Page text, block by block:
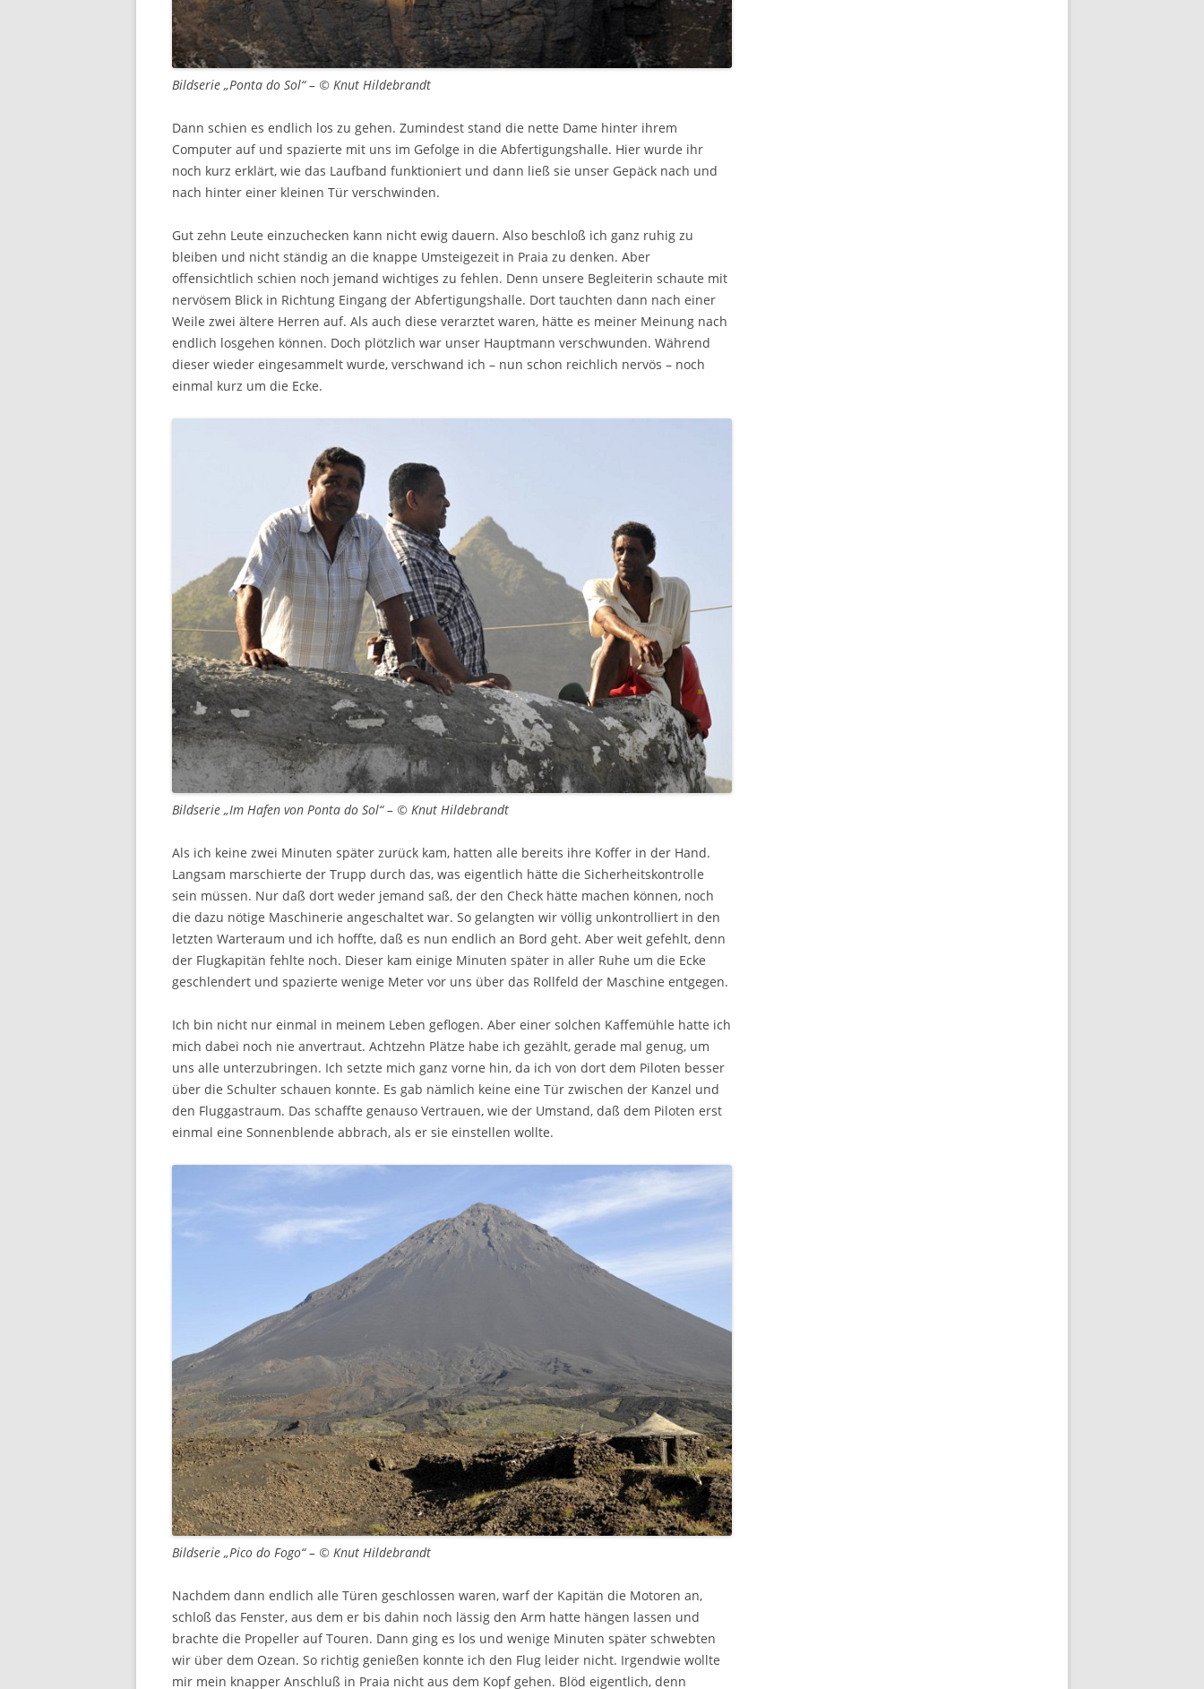
Bildserie „Ponta do Sol“ – © Knut Hildebrandt
Dann schien es endlich los zu gehen. Zumindest stand die nette Dame hinter ihrem
Computer auf und spazierte mit uns im Gefolge in die Abfertigungshalle. Hier wurde ihr
noch kurz erklärt, wie das Laufband funktioniert und dann ließ sie unser Gepäck nach und
nach hinter einer kleinen Tür verschwinden.
Gut zehn Leute einzuchecken kann nicht ewig dauern. Also beschloß ich ganz ruhig zu
bleiben und nicht ständig an die knappe Umsteigezeit in Praia zu denken. Aber
offensichtlich schien noch jemand wichtiges zu fehlen. Denn unsere Begleiterin schaute mit
nervösem Blick in Richtung Eingang der Abfertigungshalle. Dort tauchten dann nach einer
Weile zwei ältere Herren auf. Als auch diese verarztet waren, hätte es meiner Meinung nach
endlich losgehen können. Doch plötzlich war unser Hauptmann verschwunden. Während
dieser wieder eingesammelt wurde, verschwand ich – nun schon reichlich nervös – noch
einmal kurz um die Ecke.
Bildserie „Im Hafen von Ponta do Sol“ – © Knut Hildebrandt
Als ich keine zwei Minuten später zurück kam, hatten alle bereits ihre Koffer in der Hand.
Langsam marschierte der Trupp durch das, was eigentlich hätte die Sicherheitskontrolle
sein müssen. Nur daß dort weder jemand saß, der den Check hätte machen können, noch
die dazu nötige Maschinerie angeschaltet war. So gelangten wir völlig unkontrolliert in den
letzten Warteraum und ich hoffte, daß es nun endlich an Bord geht. Aber weit gefehlt, denn
der Flugkapitän fehlte noch. Dieser kam einige Minuten später in aller Ruhe um die Ecke
geschlendert und spazierte wenige Meter vor uns über das Rollfeld der Maschine entgegen.
Ich bin nicht nur einmal in meinem Leben geflogen. Aber einer solchen Kaffemühle hatte ich
mich dabei noch nie anvertraut. Achtzehn Plätze habe ich gezählt, gerade mal genug, um
uns alle unterzubringen. Ich setzte mich ganz vorne hin, da ich von dort dem Piloten besser
über die Schulter schauen konnte. Es gab nämlich keine eine Tür zwischen der Kanzel und
den Fluggastraum. Das schaffte genauso Vertrauen, wie der Umstand, daß dem Piloten erst
einmal eine Sonnenblende abbrach, als er sie einstellen wollte.
Bildserie „Pico do Fogo“ – © Knut Hildebrandt
Nachdem dann endlich alle Türen geschlossen waren, warf der Kapitän die Motoren an,
schloß das Fenster, aus dem er bis dahin noch lässig den Arm hatte hängen lassen und
brachte die Propeller auf Touren. Dann ging es los und wenige Minuten später schwebten
wir über dem Ozean. So richtig genießen konnte ich den Flug leider nicht. Irgendwie wollte
mir mein knapper Anschluß in Praia nicht aus dem Kopf gehen. Blöd eigentlich, denn